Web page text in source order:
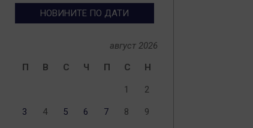
НОВИНИТЕ ПО ДАТИ
август 2026
П
В С Ч П С Н
1 2
3 4 5 6 7 8 9